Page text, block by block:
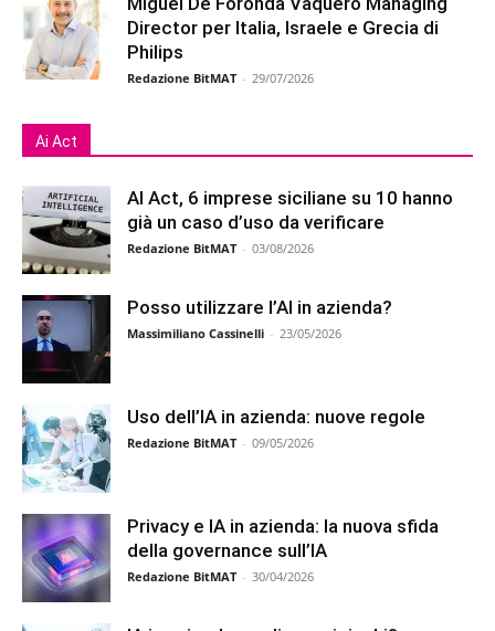
Director per Italia, Israele e Grecia di
Philips
Redazione BitMAT - 29/07/2026
Ai Act
AI Act, 6 imprese siciliane su 10 hanno
già un caso d’uso da verificare
Redazione BitMAT - 03/08/2026
Posso utilizzare l’AI in azienda?
Massimiliano Cassinelli - 23/05/2026
Uso dell’IA in azienda: nuove regole
Redazione BitMAT - 09/05/2026
Privacy e IA in azienda: la nuova sfida
della governance sull’IA
Redazione BitMAT - 30/04/2026